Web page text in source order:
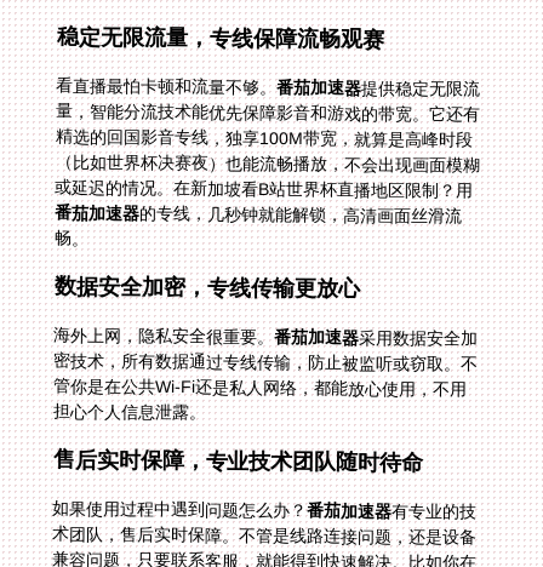
稳定无限流量，专线保障流畅观赛
看直播最怕卡顿和流量不够。番茄加速器提供稳定无限流
量，智能分流技术能优先保障影音和游戏的带宽。它还有
精选的回国影音专线，独享100M带宽，就算是高峰时段
（比如世界杯决赛夜）也能流畅播放，不会出现画面模糊
或延迟的情况。在新加坡看B站世界杯直播地区限制？用
番茄加速器的专线，几秒钟就能解锁，高清画面丝滑流
畅。
数据安全加密，专线传输更放心
海外上网，隐私安全很重要。番茄加速器采用数据安全加
密技术，所有数据通过专线传输，防止被监听或窃取。不
管你是在公共Wi-Fi还是私人网络，都能放心使用，不用
担心个人信息泄露。
售后实时保障，专业技术团队随时待命
如果使用过程中遇到问题怎么办？番茄加速器有专业的技
术团队，售后实时保障。不管是线路连接问题，还是设备
兼容问题，只要联系客服，就能得到快速解决。比如你在
俄罗斯看B站世界杯直播时突然断连，客服会立即帮你排